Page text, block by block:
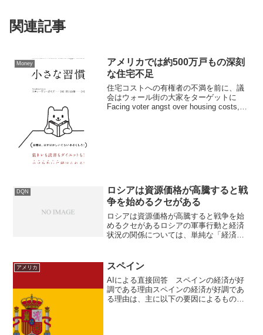
関連記事
Money
アメリカでは約500万戸もの深刻
な住宅不足
住宅コストへの有権者の不満を前に、議
会はウォール街の大家をターゲットに
Facing voter angst over housing costs,
DQN
ロシアは資源価格が高騰すると戦
争を始めるクセがある
ロシアは資源価格が高騰すると戦争を始
めるクセがあるロシアの軍事行動と経済
状況の関係については、単純な「経済悪
ライチェーンの再編を通じた構造的支
配」といった側面が強く見られ...
アメリカ スペイン
AIによる直接回答 スペインの経済が好
調である理由スペインの経済が好調であ
る理由は、主に以下の要因によるもので